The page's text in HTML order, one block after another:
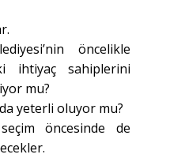
öncelikle
ihtiyaç sahiplerini
mu?
yeterli oluyor mu?
öncesinde de